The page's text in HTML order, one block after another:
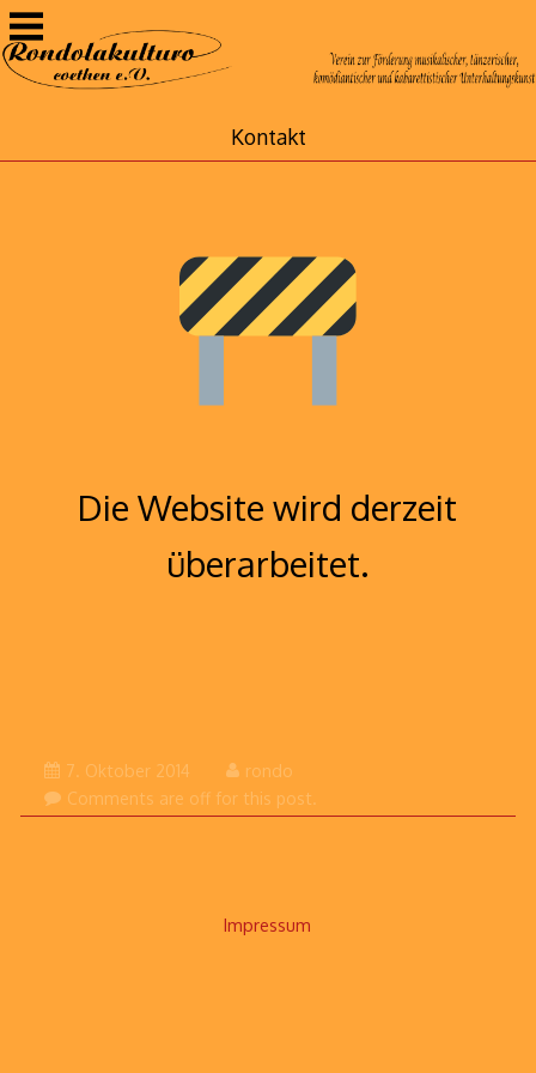
Zum
Inhalt
springen
Kontakt
Die Website wird derzeit
überarbeitet.
7. Oktober 201419.
Januar
rondo
Comments are off for this post.
Impressum